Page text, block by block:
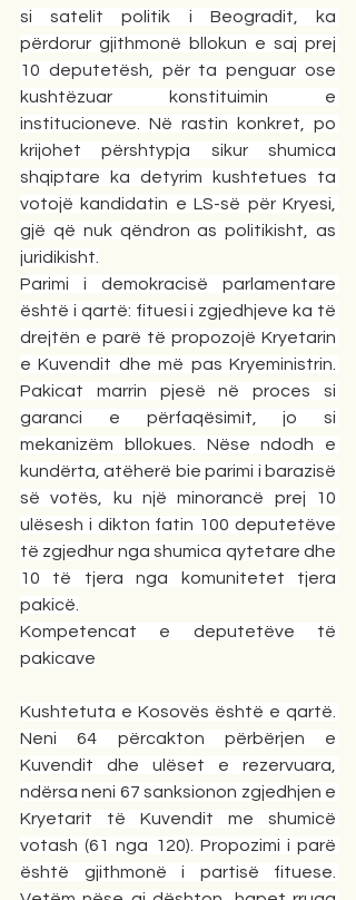
si satelit politik i Beogradit, ka
përdorur gjithmonë bllokun e saj prej
10 deputetësh, për ta penguar ose
kushtëzuar konstituimin e
institucioneve. Në rastin konkret, po
krijohet përshtypja sikur shumica
shqiptare ka detyrim kushtetues ta
votojë kandidatin e LS-së për Kryesi,
gjë që nuk qëndron as politikisht, as
juridikisht.
Parimi i demokracisë parlamentare
është i qartë: fituesi i zgjedhjeve ka të
drejtën e parë të propozojë Kryetarin
e Kuvendit dhe më pas Kryeministrin.
Pakicat marrin pjesë në proces si
garanci e përfaqësimit, jo si
mekanizëm bllokues. Nëse ndodh e
kundërta, atëherë bie parimi i barazisë
së votës, ku një minorancë prej 10
ulësesh i dikton fatin 100 deputetëve
të zgjedhur nga shumica qytetare dhe
10 të tjera nga komunitetet tjera
pakicë.
Kompetencat e deputetëve të
pakicave
Kushtetuta e Kosovës është e qartë.
Neni 64 përcakton përbërjen e
Kuvendit dhe ulëset e rezervuara,
ndërsa neni 67 sanksionon zgjedhjen e
Kryetarit të Kuvendit me shumicë
votash (61 nga 120). Propozimi i parë
është gjithmonë i partisë fituese.